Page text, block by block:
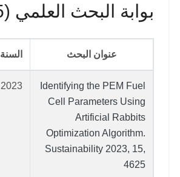
بوابة البحث العلمي (395)
عنوان البحث السنة
Identifying the PEM Fuel
Cell Parameters Using
Artificial Rabbits
Optimization Algorithm.
Sustainability 2023, 15,
4625
2023